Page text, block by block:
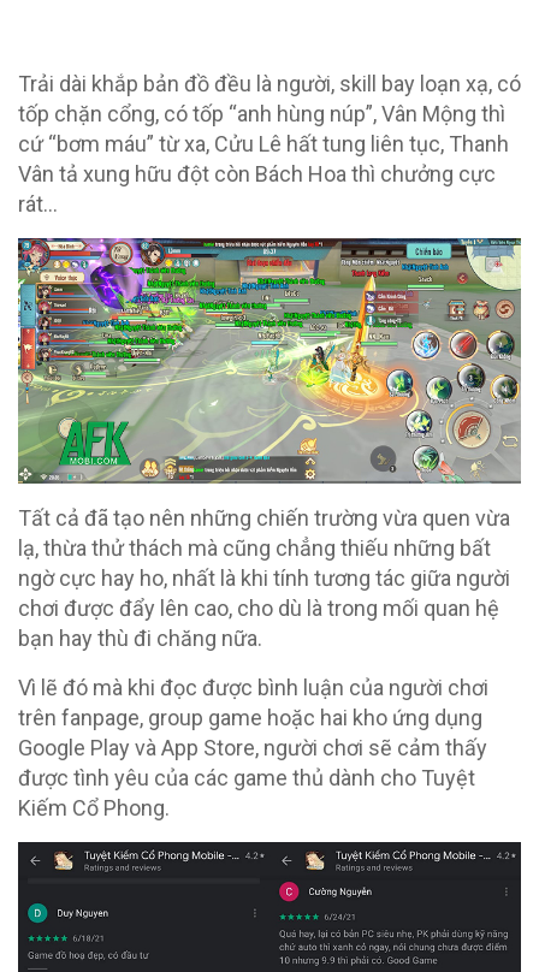
Trải dài khắp bản đồ đều là người, skill bay loạn xạ, có
tốp chặn cổng, có tốp “anh hùng núp”, Vân Mộng thì
cứ “bơm máu” từ xa, Cửu Lê hất tung liên tục, Thanh
Vân tả xung hữu đột còn Bách Hoa thì chưởng cực
rát…
Tất cả đã tạo nên những chiến trường vừa quen vừa
lạ, thừa thử thách mà cũng chẳng thiếu những bất
ngờ cực hay ho, nhất là khi tính tương tác giữa người
chơi được đẩy lên cao, cho dù là trong mối quan hệ
bạn hay thù đi chăng nữa.
Vì lẽ đó mà khi đọc được bình luận của người chơi
trên fanpage, group game hoặc hai kho ứng dụng
Google Play và App Store, người chơi sẽ cảm thấy
được tình yêu của các game thủ dành cho Tuyệt
Kiếm Cổ Phong.